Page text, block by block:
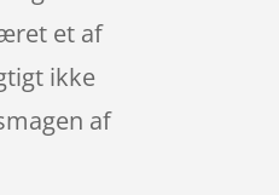
et af
ikke
af